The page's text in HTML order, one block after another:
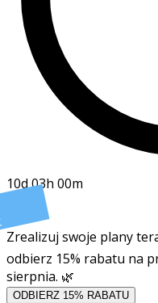
10d 03h 00m
Zrealizuj swoje plany
odbierz 15% rabatu na
sierpnia. 🌿
ODBIERZ 15% RABATU